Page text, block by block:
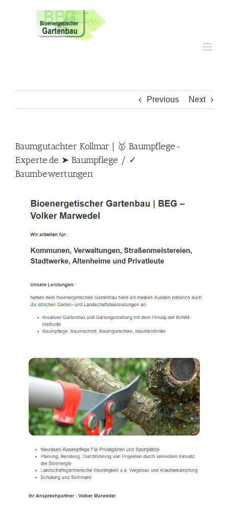
Previous Next
Baumgutachter Kollmar | 🥇 Baumpflege-
Experte.de ➤ Baumpflege / ✓
Baumbewertungen